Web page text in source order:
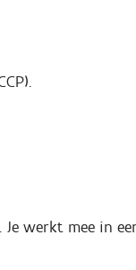
werkt mee in